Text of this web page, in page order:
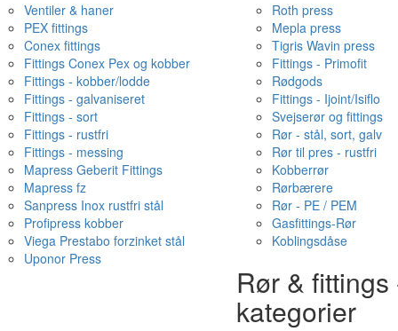
Ventiler & haner
PEX fittings
Conex fittings
Fittings Conex Pex og kobber
Fittings - kobber/lodde
Fittings - galvaniseret
Fittings - sort
Fittings - rustfri
Fittings - messing
Mapress Geberit Fittings
Mapress fz
Sanpress Inox rustfri stål
Profipress kobber
Viega Prestabo forzinket stål
Uponor Press
Roth press
Mepla press
Tigris Wavin press
Fittings - Primofit
Rødgods
Fittings - Ijoint/Isiflo
Svejserør og fittings
Rør - stål, sort, galv
Rør til pres - rustfri
Kobberrør
Rørbærere
Rør - PE / PEM
Gasfittings-Rør
Koblingsdåse
Rør & fittings
kategorier